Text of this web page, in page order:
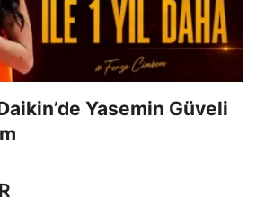
Yasemin Güveli